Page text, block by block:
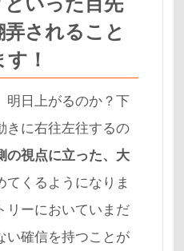
されること
！
明日上がるのか？下
きに右往左往するの
の視点に立った、大
てくるようになりま
リーにおいていまだ
い確信を持つことが